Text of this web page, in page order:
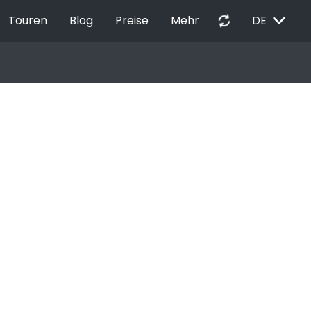
Touren Blog Preise Mehr autorenew DE EXPAND_MORE